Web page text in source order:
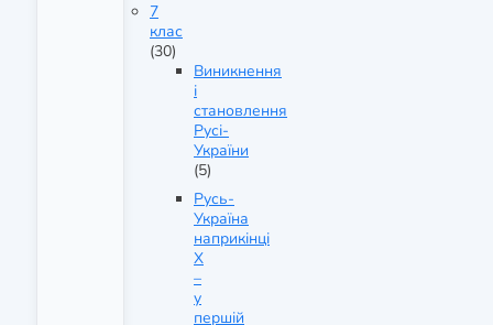
7
клас
(30)
Виникнення
і
становлення
Русі-
України
(5)
Русь-
Україна
наприкінці
X
–
у
першій